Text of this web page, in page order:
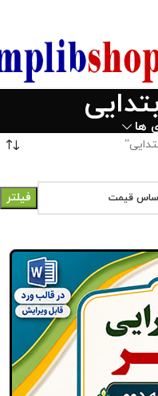
ها
اساس قیمت فیلتر